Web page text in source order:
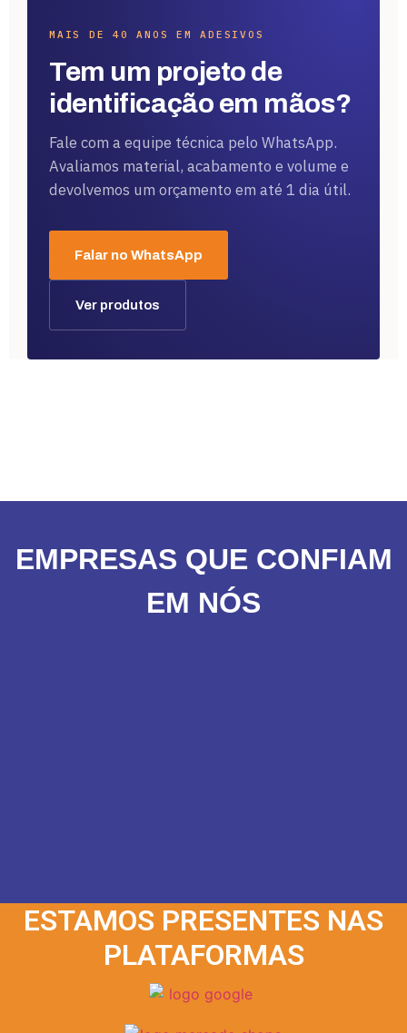
MAIS DE 40 ANOS EM ADESIVOS
Tem um projeto de
identificação em mãos?
Fale com a equipe técnica pelo WhatsApp.
Avaliamos material, acabamento e volume e
devolvemos um orçamento em até 1 dia útil.
Falar no WhatsApp
Ver produtos
EMPRESAS QUE CONFIAM
EM NÓS
ESTAMOS PRESENTES NAS
PLATAFORMAS